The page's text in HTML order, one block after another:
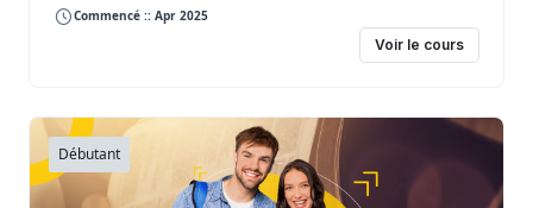
Commencé :: Apr 2025
Voir le cours
Débutant